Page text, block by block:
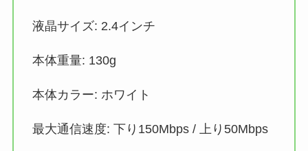
液晶サイズ: 2.4インチ
本体重量: 130g
本体カラー: ホワイト
最大通信速度: 下り150Mbps / 上り50Mbps